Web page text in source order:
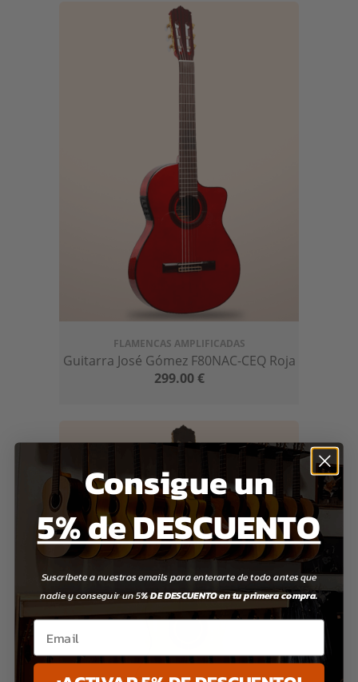
FLAMENCAS AMPLIFICADAS
Guitarra José Gómez F80NAC-CEQ Roja
299.00€
Consigue un
5% de DESCUENTO
Suscríbete a nuestros emails para enterarte de todo antes que
nadie y conseguir un 5% DE DESCUENTO en tu primera compra.
Email